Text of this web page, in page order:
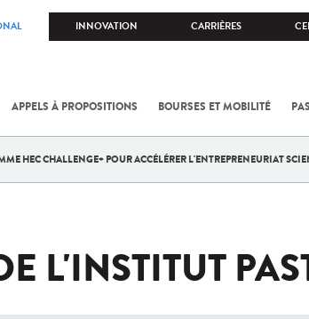
INNOVATION CARRIÈRES
APPELS À PROPOSITIONS BOURSES ET MOBILITÉ
HEC CHALLENGE+ POUR ACCÉLÉRER L'ENTREPRENEURIAT
L'INSTITUT